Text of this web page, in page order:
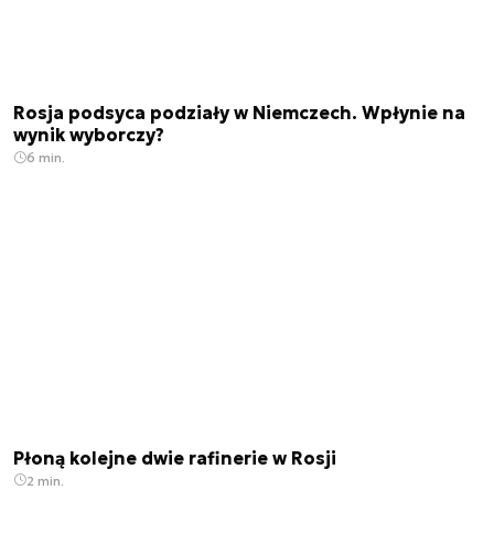
Rosja podsyca podziały w Niemczech. Wpłynie na
wynik wyborczy?
6 min.
Płoną kolejne dwie rafinerie w Rosji
2 min.